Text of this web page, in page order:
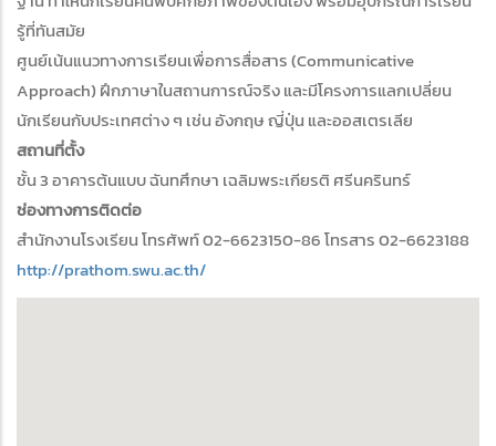
รู้ที่ทันสมัย
ศูนย์เน้นแนวทางการเรียนเพื่อการสื่อสาร (Communicative
Approach) ฝึกภาษาในสถานการณ์จริง และมีโครงการแลกเปลี่ยน
นักเรียนกับประเทศต่าง ๆ เช่น อังกฤษ ญี่ปุ่น และออสเตรเลีย
สถานที่ตั้ง
ชั้น 3 อาคารต้นแบบ ฉันทศึกษา เฉลิมพระเกียรติ ศรีนครินทร์
ช่องทางการติดต่อ
สำนักงานโรงเรียน โทรศัพท์ 02-6623150-86 โทรสาร 02-6623188
http://prathom.swu.ac.th/